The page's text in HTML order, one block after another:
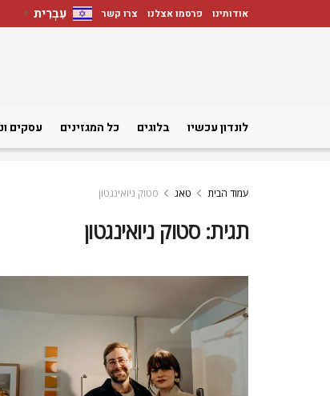
אודותינו פרסמו אצלנו צרו קשר עִבְרִית ▼
לונדון עכשיו בלוגים כל המגזינים עסקים
עמוד הבית טאג סטוק ניואינגטון
תגית:סטוק ניואינגטון